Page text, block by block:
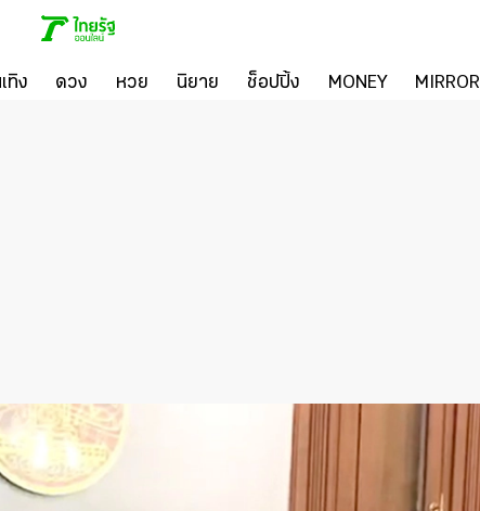
ทิง ดวง หวย นิยาย ช็อปปิ้ง MONEY MIRROR